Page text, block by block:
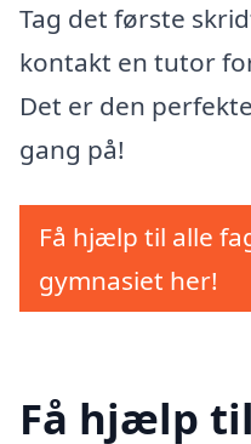
Tag det første
kontakt en tutor
Det er den
gang på!
Få hjælp til alle
gymnasiet her!
Få hjælp